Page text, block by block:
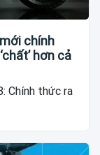
chính
hơn cả
Chính thức ra